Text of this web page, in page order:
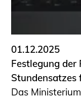
01.12.2025
Festlegung der
Stundensatzes
Das